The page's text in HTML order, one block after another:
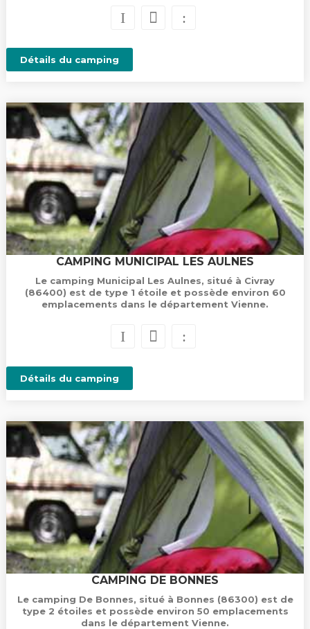
Détails du camping
CAMPING MUNICIPAL LES AULNES
Le camping Municipal Les Aulnes, situé à Civray
(86400) est de type 1 étoile et possède environ 60
emplacements dans le département Vienne.
Détails du camping
CAMPING DE BONNES
Le camping De Bonnes, situé à Bonnes (86300) est de
type 2 étoiles et possède environ 50 emplacements
dans le département Vienne.